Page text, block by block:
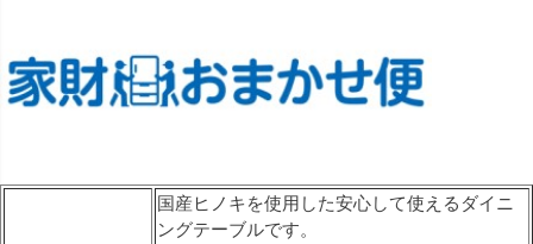
国産ヒノキを使用した安心して使えるダイニ
ングテーブルです。